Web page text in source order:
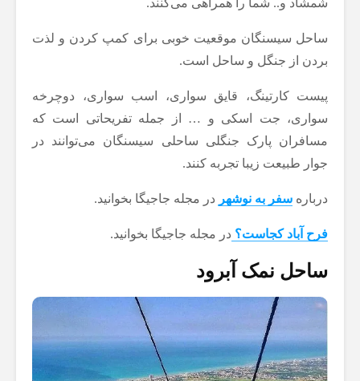
ساحل سیسنگان موقعیت خوبی برای کمپ کردن و لذت
بردن از جنگل و ساحل است.
پیست کارتینگ، قایق سواری، اسب سواری، دوچرخه
سواری، جت اسکی و … از جمله تفریحاتی است که
مسافران پارک جنگلی ساحلی سیسنگان می‌توانند در
جوار طبیعت زیبا تجربه کنند.
درباره سفر به نوشهر در مجله جاجیگا بخوانید.
فرح آباد کجاست؟ در مجله جاجیگا بخوانید.
ساحل نمک آبرود